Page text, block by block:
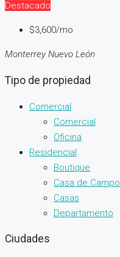
Destacado
$3,600/mo
Monterrey Nuevo León
Tipo de propiedad
Comercial
Comercial
Oficina
Residencial
Boutique
Casa de Campo
Casas
Departamento
Ciudades